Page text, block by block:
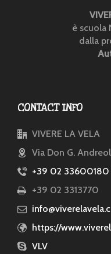
è scuola
dalla
CONTACT INFO
VIVERE LA VELA
Via Don G.
+39 02 33600180
+39 02 3313770
https://
VLV